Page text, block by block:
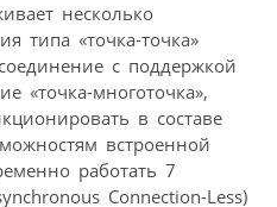
несколько
типа «точка-точка»
с поддержкой
«точка-многоточка»,
в составе
встроенной
работать 7
Connection-Less)